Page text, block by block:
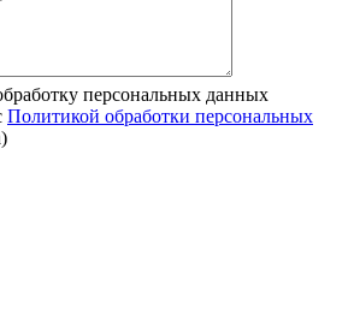
персональных данных
Политикой обработки персональных